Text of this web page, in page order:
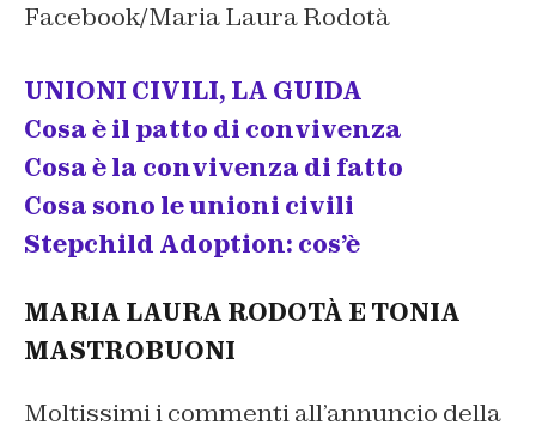
Facebook/Maria Laura Rodotà
UNIONI CIVILI, LA GUIDA
Cosa è il patto di convivenza
Cosa è la convivenza di fatto
Cosa sono le unioni civili
Stepchild Adoption: cos’è
MARIA LAURA RODOTÀ E TONIA
MASTROBUONI
Moltissimi i commenti all’annuncio della